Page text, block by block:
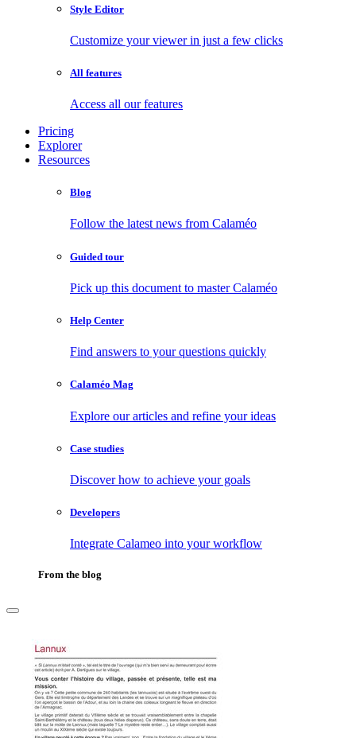
Style Editor
Customize your viewer in just a few clicks
All features
Access all our features
Pricing
Explorer
Resources
Blog
Follow the latest news from Calaméo
Guided tour
Pick up this document to master Calaméo
Help Center
Find answers to your questions quickly
Calaméo Mag
Explore our articles and refine your ideas
Case studies
Discover how to achieve your goals
Developers
Integrate Calameo into your workflow
From the blog